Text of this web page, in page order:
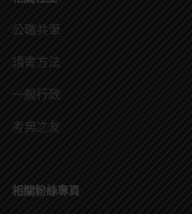
公職共筆
讀書方法
一般行政
考典之友
相關粉絲專頁